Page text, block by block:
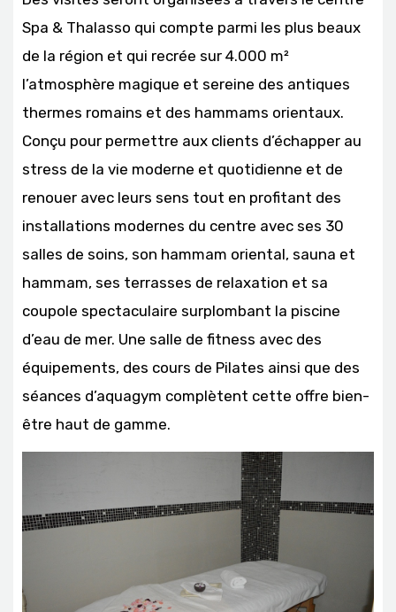
Spa & Thalasso qui compte parmi les plus beaux
de la région et qui recrée sur 4.000 m²
l’atmosphère magique et sereine des antiques
thermes romains et des hammams orientaux.
Conçu pour permettre aux clients d’échapper au
stress de la vie moderne et quotidienne et de
renouer avec leurs sens tout en profitant des
installations modernes du centre avec ses 30
salles de soins, son hammam oriental, sauna et
hammam, ses terrasses de relaxation et sa
coupole spectaculaire surplombant la piscine
d’eau de mer. Une salle de fitness avec des
équipements, des cours de Pilates ainsi que des
séances d’aquagym complètent cette offre bien-
être haut de gamme.